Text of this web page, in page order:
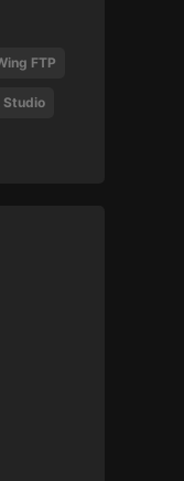
會 Hins
旅
Secret
FTP
Studio